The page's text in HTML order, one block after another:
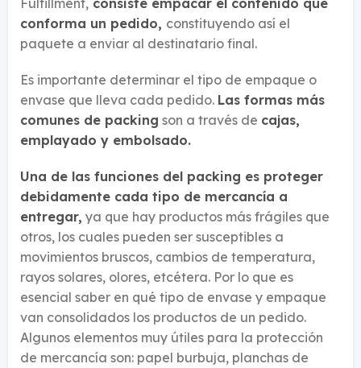
conforma un pedido, constituyendo así el
paquete a enviar al destinatario final.
Es importante determinar el tipo de empaque o
envase que lleva cada pedido. Las formas más
comunes de packing son a través de cajas,
emplayado y embolsado.
Una de las funciones del packing es proteger
debidamente cada tipo de mercancía a
entregar, ya que hay productos más frágiles que
otros, los cuales pueden ser susceptibles a
movimientos bruscos, cambios de temperatura,
rayos solares, olores, etcétera. Por lo que es
esencial saber en qué tipo de envase y empaque
van consolidados los productos de un pedido.
Algunos elementos muy útiles para la protección
de mercancía son: papel burbuja, planchas de